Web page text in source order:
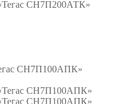
СН7П100АПК»